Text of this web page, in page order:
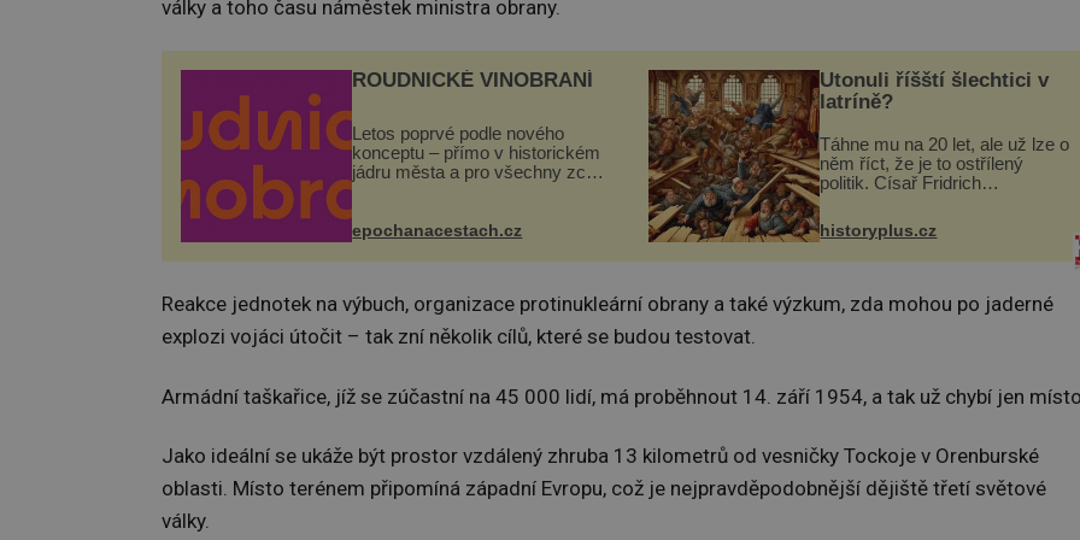
války a toho času náměstek ministra obrany.
ROUDNICKÉ VINOBRANÍ
Letos poprvé podle nového
konceptu – přímo v historickém
jádru města a pro všechny zcela
náměstí. Návštěvníci se mohou
epochanacestach.cz
Utonuli říšští šlechtici v
latríně?
Táhne mu na 20 let, ale už lze o
něm říct, že je to ostřílený
politik. Císař Fridrich
syna a dědice Jindřicha VI. do
Erfurtu, aby se stal
prostředníkem při řešení sporu
historyplus.cz
Reakce jednotek na výbuch, organizace protinukleární obrany a také výzkum, zda mohou po jaderné
explozi vojáci útočit – tak zní několik cílů, které se budou testovat.
Armádní taškařice, jíž se zúčastní na 45 000 lidí, má proběhnout 14. září 1954, a tak už chybí jen
Jako ideální se ukáže být prostor vzdálený zhruba 13 kilometrů od vesničky Tockoje v Orenburské
oblasti. Místo terénem připomíná západní Evropu, což je nejpravděpodobnější dějiště třetí světové
války.